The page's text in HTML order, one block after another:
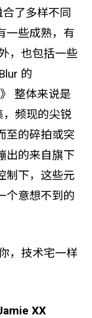
了多样不同
一些成熟，有
，也包括一些
的
整体来说是
，频现的尖锐
至的碎拍或突
出的来自旗下
制下，这些元
个意想不到的
，技术宅一样
XX